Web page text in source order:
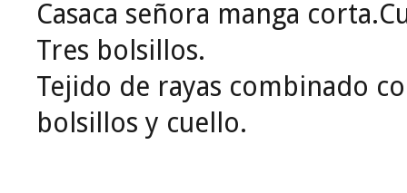
Casaca señora manga corta.
Tres bolsillos.
Tejido de rayas combinado
bolsillos y cuello.